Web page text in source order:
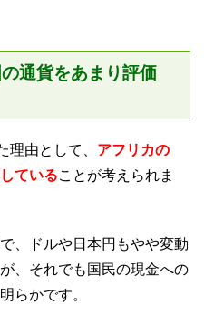
通貨をあまり評価
理由として、 アフリカの
ていることが考えられま
、ドルや日本円もやや変動
、それでも国民の現金への
らかです。